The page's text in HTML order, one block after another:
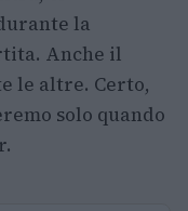
la
Anche il
le altre. Certo,
solo quando